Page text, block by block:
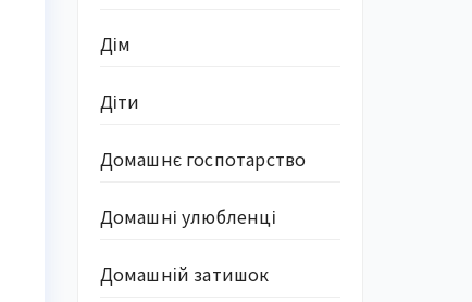
Дім
Діти
Домашнє госпотарство
Домашні улюбленці
Домашній затишок